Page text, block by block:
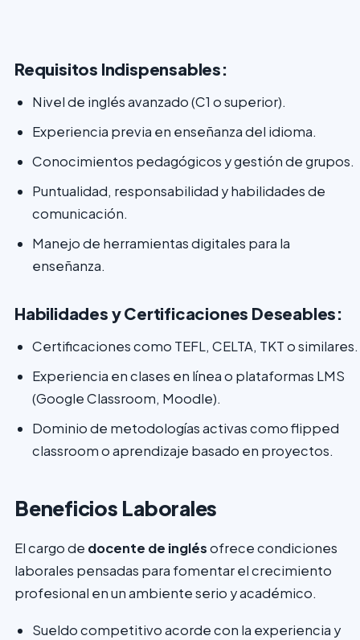
Requisitos Indispensables:
Nivel de inglés avanzado (C1 o superior).
Experiencia previa en enseñanza del idioma.
Conocimientos pedagógicos y gestión de grupos.
Puntualidad, responsabilidad y habilidades de
comunicación.
Manejo de herramientas digitales para la
enseñanza.
Habilidades y Certificaciones Deseables:
Certificaciones como TEFL, CELTA, TKT o similares.
Experiencia en clases en línea o plataformas LMS
(Google Classroom, Moodle).
Dominio de metodologías activas como flipped
classroom o aprendizaje basado en proyectos.
Beneficios Laborales
El cargo de docente de inglésofrece condiciones
laborales pensadas para fomentar el crecimiento
profesional en un ambiente serio y académico.
Sueldo competitivo acorde con la experiencia y